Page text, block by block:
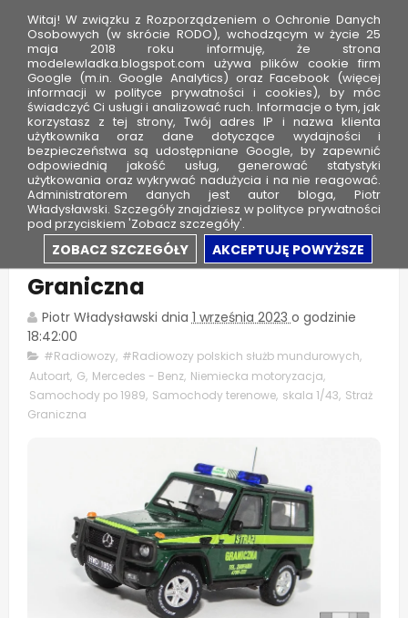
a
Mercedes-Benz 290 GD - Straż
Graniczna
Piotr Władysławski dnia 1 września 2023 o godzinie
18:42:00
#Radiowozy, #Radiowozy polskich służb mundurowych,
Autoart, G, Mercedes - Benz, Niemiecka motoryzacja,
Samochody po 1989, Samochody terenowe, skala 1/43, Straż
Graniczna
Witaj! W związku z Rozporządzeniem o Ochronie Danych
Osobowych (w skrócie RODO), wchodzącym w życie 25
maja 2018 roku informuję, że strona
modelewladka.blogspot.com używa plików cookie firm
Google (m.in. Google Analytics) oraz Facebook (więcej
informacji w polityce prywatności i cookies), by móc
świadczyć Ci usługi i analizować ruch. Informacje o tym, jak
korzystasz z tej strony, Twój adres IP i nazwa klienta
użytkownika oraz dane dotyczące wydajności i
bezpieczeństwa są udostępniane Google, by zapewnić
odpowiednią jakość usług, generować statystyki
użytkowania oraz wykrywać nadużycia i na nie reagować.
Administratorem danych jest autor bloga, Piotr
Władysławski. Szczegóły znajdziesz w polityce prywatności
pod przyciskiem 'Zobacz szczegóły'.
ZOBACZ SZCZEGÓŁY AKCEPTUJĘ POWYŻSZE